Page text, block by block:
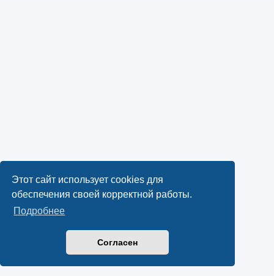
Этот сайт использует cookies для
обеспечения своей корректной работы.
Подробнее
Согласен